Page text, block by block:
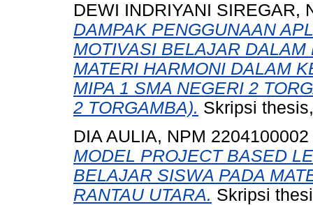
DEWI INDRIYANI SIREGAR,
DAMPAK PENGGUNAAN
MOTIVASI BELAJAR
MATERI HARMONI DALAM
MIPA 1 SMA NEGERI 2
2 TORGAMBA). Skripsi
DIA AULIA, NPM 2204100002
MODEL PROJECT BASED
BELAJAR SISWA PADA
RANTAU UTARA. Skripsi